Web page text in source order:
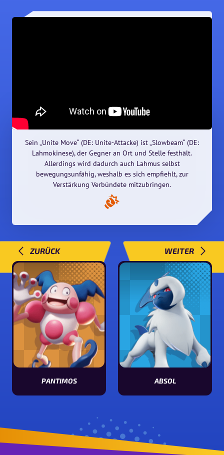
Sein „Unite Move“ (DE: Unite-Attacke) ist „Slowbeam“ (DE:
Lahmokinese), der Gegner an Ort und Stelle festhält.
Allerdings wird dadurch auch Lahmus selbst
bewegungsunfähig, weshalb es sich empfiehlt, zur
Verstärkung Verbündete mitzubringen.
ZURÜCK
PANTIMOS
Statuswerte von Pantimos ansehen
WEITER
ABSOL
Statuswerte von Absol ansehen